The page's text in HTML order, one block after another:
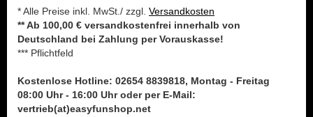
* Alle Preise inkl. MwSt./ zzgl. Versandkosten
** Ab 100,00 € versandkostenfrei innerhalb von
Deutschland bei Zahlung per Vorauskasse!
*** Pflichtfeld
Kostenlose Hotline: 02654 8839818, Montag - Freitag
08:00 Uhr - 16:00 Uhr oder per E-Mail:
vertrieb(at)easyfunshop.net